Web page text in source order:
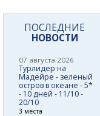
ПОСЛЕДНИЕ
НОВОСТИ
07 августа 2026
Турлидер на
Мадейре - зеленый
остров в океане - 5*
- 10 дней - 11/10 -
20/10
3 места